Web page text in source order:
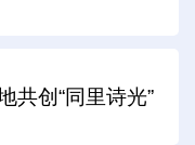
共创“同里诗光”